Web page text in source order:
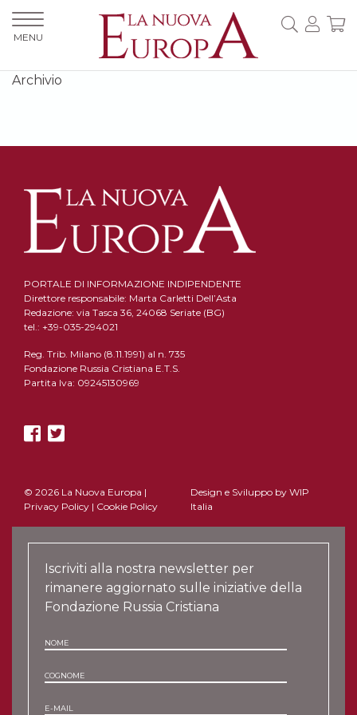
Archivio
PORTALE DI INFORMAZIONE INDIPENDENTE
Direttore responsabile: Marta Carletti Dell’Asta
Redazione: via Tasca 36, 24068 Seriate (BG)
tel.: +39-035-294021
Reg. Trib. Milano (8.11.1991) al n. 735
Fondazione Russia Cristiana E.T.S.
Partita Iva: 09245130969
© 2026 La Nuova Europa |
Privacy Policy | Cookie Policy
Design e Sviluppo by WIP
Italia
Iscriviti alla nostra newsletter per
rimanere aggiornato sulle iniziative della
Fondazione Russia Cristiana
NOME
COGNOME
E-MAIL
MENU